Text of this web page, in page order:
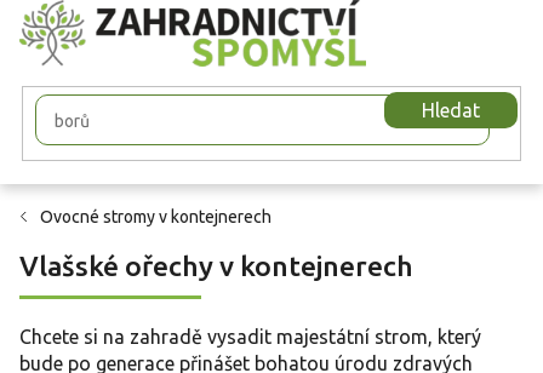
Přejít
na
obsah
Hledat
Ovocné stromy v kontejnerech
Vlašské ořechy v kontejnerech
Chcete si na zahradě vysadit majestátní strom, který
bude po generace přinášet bohatou úrodu zdravých